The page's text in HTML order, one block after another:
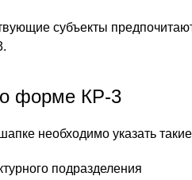
субъекты
форме КР-3
необходимо указать
подразделения